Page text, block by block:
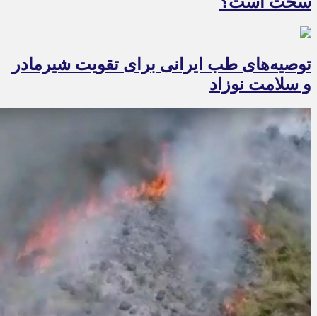
توصیه‌های طب ایرانی برای تقویت شیرمادر
و سلامت نوزاد